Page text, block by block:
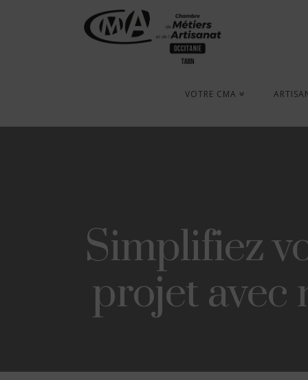
VOTRE CMA
Simplifiez
projet avec